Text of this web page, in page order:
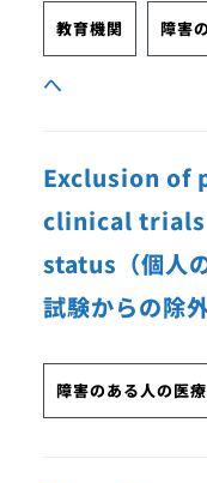
教育機関 障害
へ
Exclusion of
clinical trials
status（個人
試験からの除外
障害のある人の医療